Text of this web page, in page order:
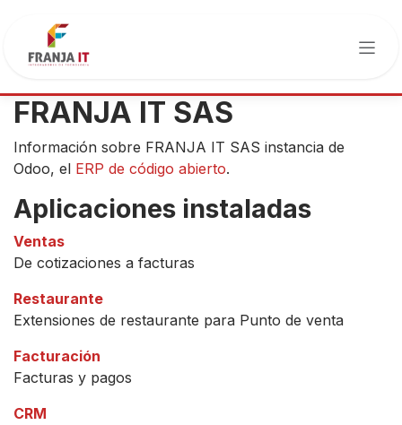
FRANJA IT SAS
Información sobre FRANJA IT SAS instancia de
Odoo, el ERP de código abierto.
Aplicaciones instaladas
Ventas
De cotizaciones a facturas
Restaurante
Extensiones de restaurante para Punto de venta
Facturación
Facturas y pagos
CRM